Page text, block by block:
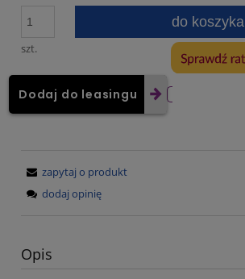
szt.
do koszyka
Dodaj do leasingu
zapytaj o produkt
dodaj opinię
Opis